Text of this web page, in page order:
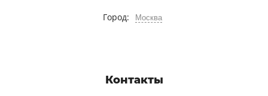
Город: Москва
Контакты